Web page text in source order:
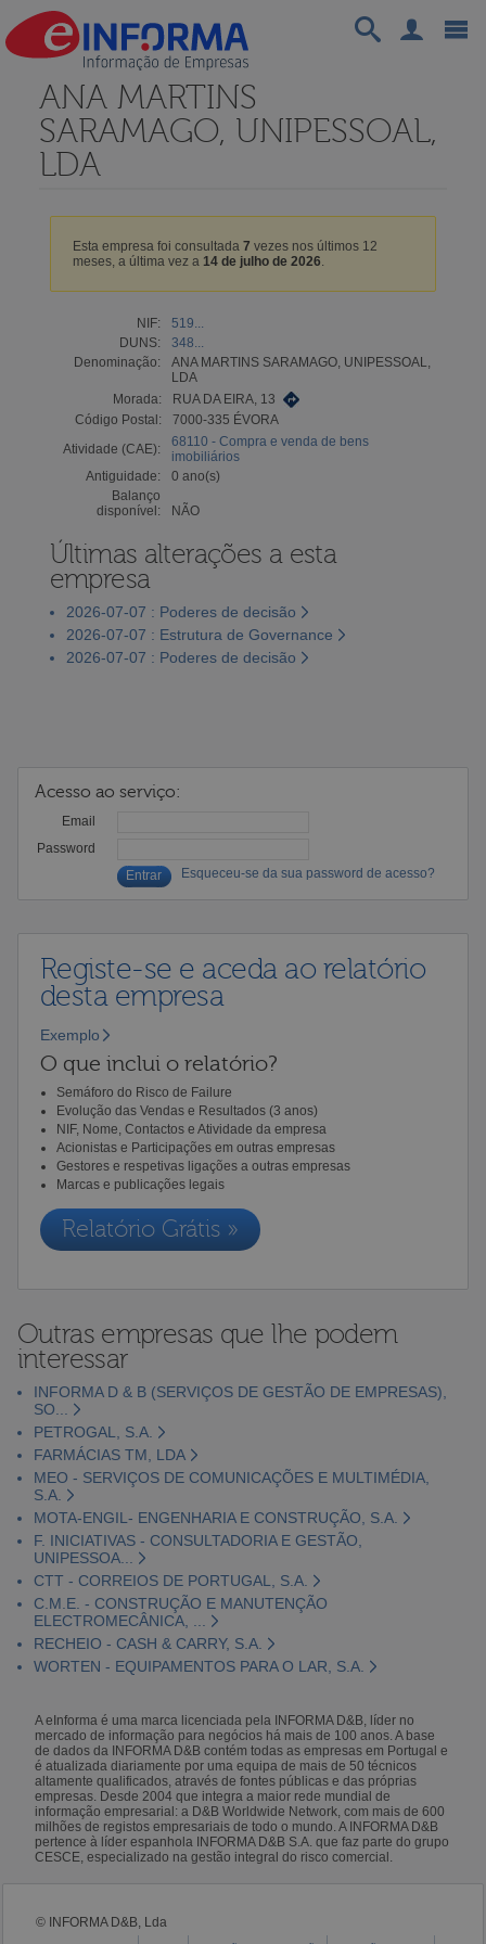
ANA MARTINS
SARAMAGO, UNIPESSOAL,
LDA
Esta empresa foi consultada 7 vezes nos últimos 12
meses, a última vez a 14 de julho de 2026.
NIF:
519...
DUNS:
348...
Denominação:
ANA MARTINS SARAMAGO, UNIPESSOAL,
LDA
Morada:
RUA DA EIRA, 13
Código Postal:
7000-335 ÉVORA
Atividade (CAE):
68110 - Compra e venda de bens
imobiliários
Antiguidade:
0 ano(s)
Balanço
disponível:
NÃO
Últimas alterações a esta
empresa
2026-07-07 : Poderes de decisão
2026-07-07 : Estrutura de Governance
2026-07-07 : Poderes de decisão
Acesso ao serviço:
Email
Password
Esqueceu-se da sua password de acesso?
Registe-se e aceda ao relatório
desta empresa
Exemplo
O que inclui o relatório?
Semáforo do Risco de Failure
Evolução das Vendas e Resultados (3 anos)
NIF, Nome, Contactos e Atividade da empresa
Acionistas e Participações em outras empresas
Gestores e respetivas ligações a outras empresas
Marcas e publicações legais
Relatório Grátis »
Outras empresas que lhe podem
interessar
INFORMA D & B (SERVIÇOS DE GESTÃO DE EMPRESAS),
SO...
PETROGAL, S.A.
FARMÁCIAS TM, LDA
MEO - SERVIÇOS DE COMUNICAÇÕES E MULTIMÉDIA,
S.A.
MOTA-ENGIL- ENGENHARIA E CONSTRUÇÃO, S.A.
F. INICIATIVAS - CONSULTADORIA E GESTÃO,
UNIPESSOA...
CTT - CORREIOS DE PORTUGAL, S.A.
C.M.E. - CONSTRUÇÃO E MANUTENÇÃO
ELECTROMECÂNICA, ...
RECHEIO - CASH & CARRY, S.A.
WORTEN - EQUIPAMENTOS PARA O LAR, S.A.
A eInforma é uma marca licenciada pela INFORMA D&B, líder no
mercado de informação para negócios há mais de 100 anos. A base
de dados da INFORMA D&B contém todas as empresas em Portugal e
é atualizada diariamente por uma equipa de mais de 50 técnicos
altamente qualificados, através de fontes públicas e das próprias
empresas. Desde 2004 que integra a maior rede mundial de
informação empresarial: a D&B Worldwide Network, com mais de 600
milhões de registos empresariais de todo o mundo. A INFORMA D&B
pertence à líder espanhola INFORMA D&B S.A. que faz parte do grupo
CESCE, especializado na gestão integral do risco comercial.
© INFORMA D&B, Lda